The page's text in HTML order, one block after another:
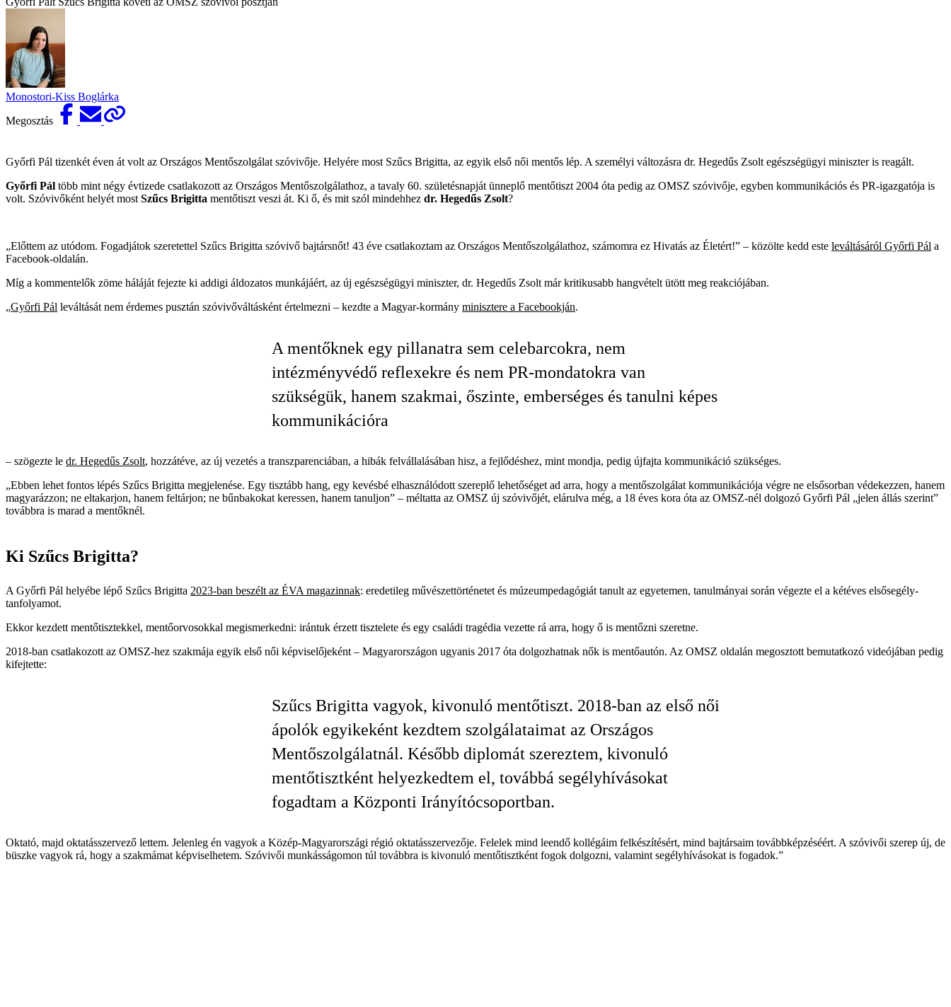
Monostori-Kiss Boglárka
Megosztás
Győrfi Pál tizenkét éven át volt az Országos Mentőszolgálat szóvivője. Helyére most Szűcs Brigitta, az egyik első női mentős lép. A személyi változásra dr. Hegedűs Zsolt egészségügyi miniszter is reagált.
Győrfi Pál több mint négy évtizede csatlakozott az Országos Mentőszolgálathoz, a tavaly 60. születésnapját ünneplő mentőtiszt 2004 óta pedig az OMSZ szóvivője, egyben kommunikációs és PR-igazgatója is
volt. Szóvivőként helyét most Szűcs Brigitta mentőtiszt veszi át. Ki ő, és mit szól mindehhez dr. Hegedűs Zsolt?
„Előttem az utódom. Fogadjátok szeretettel Szűcs Brigitta szóvivő bajtársnőt! 43 éve csatlakoztam az Országos Mentőszolgálathoz, számomra ez Hivatás az Életért!” – közölte kedd este leváltásáról Győrfi Pál a
Facebook-oldalán.
Míg a kommentelők zöme háláját fejezte ki addigi áldozatos munkájáért, az új egészségügyi miniszter, dr. Hegedűs Zsolt már kritikusabb hangvételt ütött meg reakciójában.
„Győrfi Pál leváltását nem érdemes pusztán szóvivőváltásként értelmezni – kezdte a Magyar-kormány minisztere a Facebookján.
A mentőknek egy pillanatra sem celebarcokra, nem
intézményvédő reflexekre és nem PR-mondatokra van
szükségük, hanem szakmai, őszinte, emberséges és tanulni képes
kommunikációra
– szögezte le dr. Hegedűs Zsolt, hozzátéve, az új vezetés a transzparenciában, a hibák felvállalásában hisz, a fejlődéshez, mint mondja, pedig újfajta kommunikáció szükséges.
„Ebben lehet fontos lépés Szűcs Brigitta megjelenése. Egy tisztább hang, egy kevésbé elhasználódott szereplő lehetőséget ad arra, hogy a mentőszolgálat kommunikációja végre ne elsősorban védekezzen, hanem
magyarázzon; ne eltakarjon, hanem feltárjon; ne bűnbakokat keressen, hanem tanuljon” – méltatta az OMSZ új szóvivőjét, elárulva még, a 18 éves kora óta az OMSZ-nél dolgozó Győrfi Pál „jelen állás szerint”
továbbra is marad a mentőknél.
Ki Szűcs Brigitta?
A Győrfi Pál helyébe lépő Szűcs Brigitta 2023-ban beszélt az ÉVA magazinnak: eredetileg művészettörténetet és múzeumpedagógiát tanult az egyetemen, tanulmányai során végezte el a kétéves elsősegély-
tanfolyamot.
Ekkor kezdett mentőtisztekkel, mentőorvosokkal megismerkedni: irántuk érzett tisztelete és egy családi tragédia vezette rá arra, hogy ő is mentőzni szeretne.
2018-ban csatlakozott az OMSZ-hez szakmája egyik első női képviselőjeként – Magyarországon ugyanis 2017 óta dolgozhatnak nők is mentőautón. Az OMSZ oldalán megosztott bemutatkozó videójában pedig
kifejtette:
Szűcs Brigitta vagyok, kivonuló mentőtiszt. 2018-ban az első női
ápolók egyikeként kezdtem szolgálataimat az Országos
Mentőszolgálatnál. Később diplomát szereztem, kivonuló
mentőtisztként helyezkedtem el, továbbá segélyhívásokat
fogadtam a Központi Irányítócsoportban.
Oktató, majd oktatásszervező lettem. Jelenleg én vagyok a Közép-Magyarországi régió oktatásszervezője. Felelek mind leendő kollégáim felkészítésért, mind bajtársaim továbbképzéséért. A szóvivői szerep új, de
büszke vagyok rá, hogy a szakmámat képviselhetem. Szóvivői munkásságomon túl továbbra is kivonuló mentőtisztként fogok dolgozni, valamint segélyhívásokat is fogadok.”